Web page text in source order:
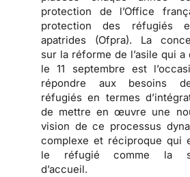
protection de l’Office
protection des réfugiés
apatrides (Ofpra). La
sur la réforme de l’asile qui a
le 11 septembre est
répondre aux besoins
réfugiés en termes
de mettre en œuvre une
vision de ce processus
complexe et réciproque qui
le réfugié comme la
d’accueil.